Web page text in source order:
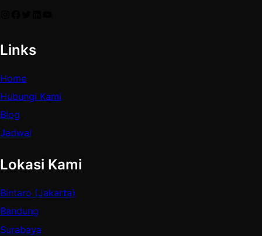
Links
Home
Hubungi Kami
Blog
Jadwal
Lokasi Kami
Bintaro (Jakarta)
Bandung
Surabaya